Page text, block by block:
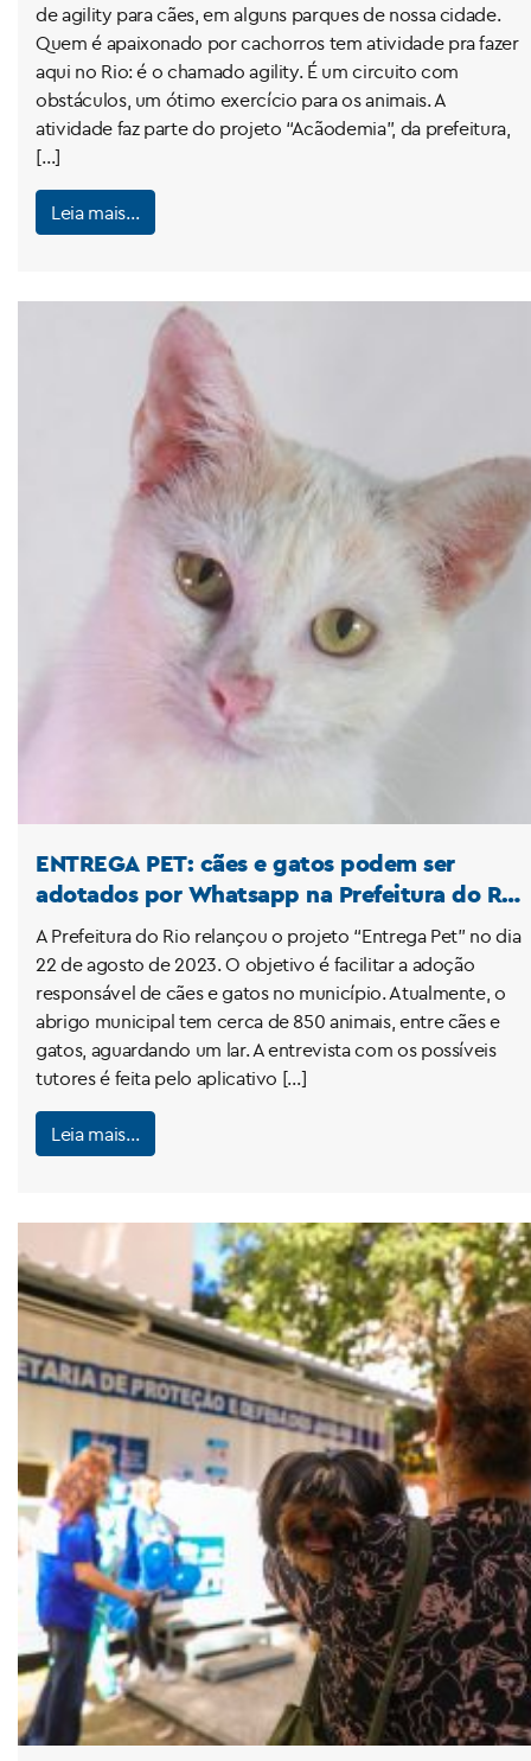
de agility para cães, em alguns parques de nossa cidade.
Quem é apaixonado por cachorros tem atividade pra fazer
aqui no Rio: é o chamado agility. É um circuito com
obstáculos, um ótimo exercício para os animais. A
atividade faz parte do projeto “Acãodemia”, da prefeitura,
[…]
Leia mais…
ENTREGA PET: cães e gatos podem ser
adotados por Whatsapp na Prefeitura do Rio
de Janeiro
A Prefeitura do Rio relançou o projeto “Entrega Pet” no dia
22 de agosto de 2023. O objetivo é facilitar a adoção
responsável de cães e gatos no município. Atualmente, o
abrigo municipal tem cerca de 850 animais, entre cães e
gatos, aguardando um lar. A entrevista com os possíveis
tutores é feita pelo aplicativo […]
Leia mais…